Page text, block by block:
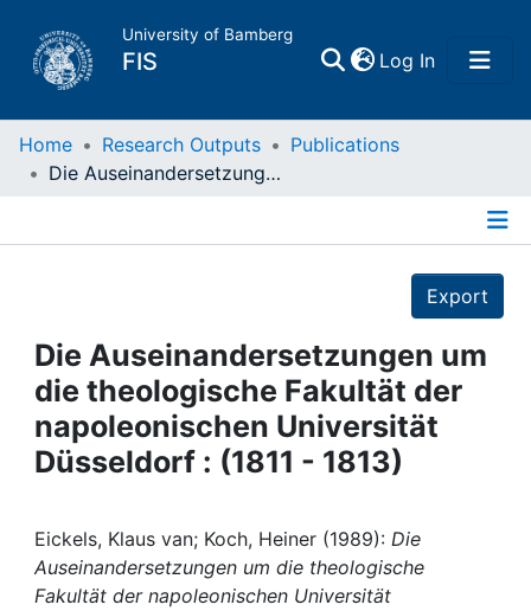
University of Bamberg
FIS Log In(current)
Home
Projects
People
Institutions
Awards
My FIS
Home Research Outputs
Publications
Die Auseinandersetzungen um die theologische Fakultät der napoleonischen Universität Düsseldorf : (1811 - 1813)
Export
Die Auseinandersetzungen um
die theologische Fakultät der
napoleonischen Universität
Düsseldorf : (1811 - 1813)
Eickels, Klaus van; Koch, Heiner (1989): Die
Auseinandersetzungen um die theologische
Fakultät der napoleonischen Universität